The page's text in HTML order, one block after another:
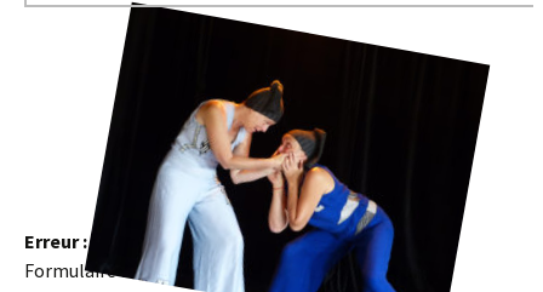
Erreur :
Formulaire de